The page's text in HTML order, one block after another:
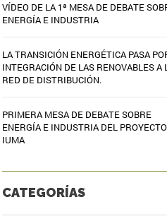
VÍDEO DE LA 1ª MESA DE DEBATE
ENERGÍA E INDUSTRIA
LA TRANSICIÓN ENERGÉTICA PASA
INTEGRACIÓN DE LAS RENOVABLES A
RED DE DISTRIBUCIÓN.
PRIMERA MESA DE DEBATE SOBRE
ENERGÍA E INDUSTRIA DEL PROYECTO
IUMA
CATEGORÍAS